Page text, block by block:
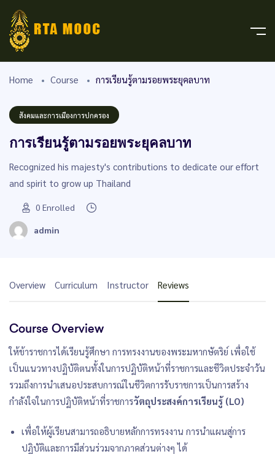
Home Course การเรียนรู้ตามรอยพระยุคลบาท
สังคมและการเมืองการปกครอง
การเรียนรู้ตามรอยพระยุคลบาท
Recognized his majesty's contributions to dedicate our effort
and spirit to grow up Thailand
0 Enrolled
admin
Overview Curriculum Instructor Reviews
Course Overview
ให้ข้าราชการได้เรียนรู้ศึกษา การทรงงานของพระมหากษัตริย์ เพื่อใช้
เป็นแนวทางปฏิบัติตนทั้งในการปฏิบัติหน้าที่ราชการและชีวิตประจำวัน
รวมถึงการนำเสนอประสบการณ์ในชีวิตการรับราชการเป็นการสร้าง
กำลังใจในการปฏิบัติหน้าที่ราชการวัตถุประสงค์การเรียนรู้ (LO)
เพื่อให้ผู้เรียนสามารถอธิบายหลักการทรงงาน การนำแผนสู่การ
ปฏิบัติและการมีส่วนร่วมจากภาคส่วนต่างๆ ได้